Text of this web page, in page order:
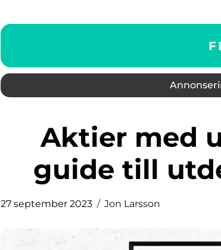
Aktier med utdelning: En
guide till
27 september 2023 Jon Larsson